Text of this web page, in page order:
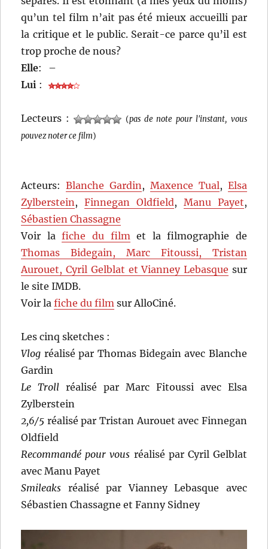
qu’un tel film n’ait pas été mieux accueilli par
la critique et le public. Serait-ce parce qu’il est
trop proche de nous?
Elle:
–
Lui :
Lecteurs : (pas de note pour l'instant, vous
pouvez noter ce film)
Acteurs:Blanche Gardin, Maxence Tual, Elsa
Zylberstein,Finnegan Oldfield, Manu Payet,
Sébastien Chassagne
Voir lafiche du filmet la filmographie de
Thomas Bidegain, Marc Fitoussi, Tristan
Aurouet, Cyril Gelblat et Vianney Lebasque sur
le site IMDB.
Voir lafiche du film sur AlloCiné.
Les cinq sketches :
Vlog réalisé par Thomas Bidegain avec Blanche
Gardin
Le Troll réalisé par Marc Fitoussi avec Elsa
Zylberstein
2,6/5 réalisé par Tristan Aurouet avec Finnegan
Oldfield
Recommandé pour vous réalisé par Cyril Gelblat
avec Manu Payet
Smileaks réalisé par Vianney Lebasque avec
Sébastien Chassagne et Fanny Sidney